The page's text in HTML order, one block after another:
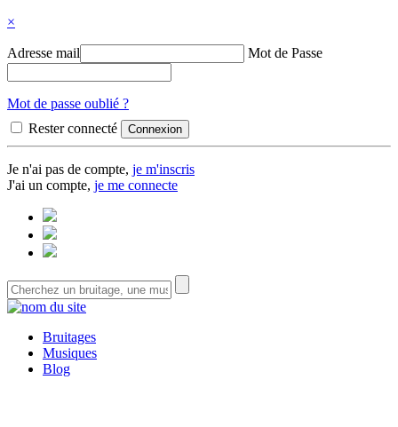
×
Adresse mail Mot de Passe
Mot de passe oublié ?
Rester connecté
Je n'ai pas de compte, je m'inscris
J'ai un compte, je me connecte
Bruitages
Musiques
Blog